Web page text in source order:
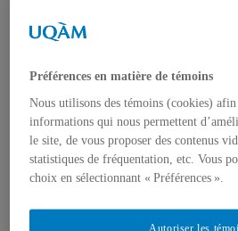
Département de stratégie,
environnementale
Département des sciences
de l’information
Département d'études
Département d'organisation
École supérieure de mode
Politique et droit
Département de science
Préférences en matière de témoins
Nous utilisons des témoins (cookies)
informations qui nous permettent
le site, de vous proposer des contenus
statistiques de fréquentation, etc. Vous
choix en sélectionnant « Préférences ».
Autoriser les